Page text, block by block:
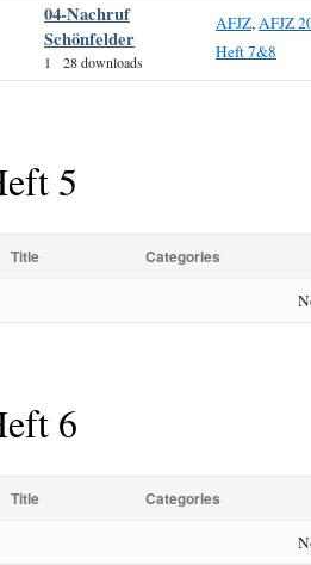
04-Nachruf
Schönfelder
1 28 downloads
AFJZ,AFJZ
Heft 7&8
5
Title Categories
6
Title Categories